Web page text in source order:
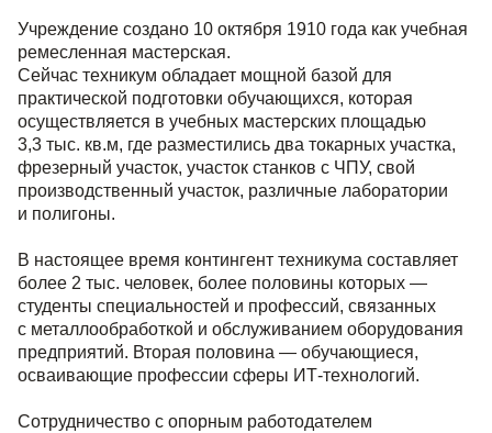
Учреждение создано 10 октября 1910 года как учебная
ремесленная мастерская.
Сейчас техникум обладает мощной базой для
практической подготовки обучающихся, которая
осуществляется в учебных мастерских площадью
3,3 тыс. кв.м, где разместились два токарных участка,
фрезерный участок, участок станков с ЧПУ, свой
производственный участок, различные лаборатории
и полигоны.
В настоящее время контингент техникума составляет
более 2 тыс. человек, более половины которых —
студенты специальностей и профессий, связанных
с металлообработкой и обслуживанием оборудования
предприятий. Вторая половина — обучающиеся,
осваивающие профессии сферы ИТ-технологий.
Сотрудничество с опорным работодателем